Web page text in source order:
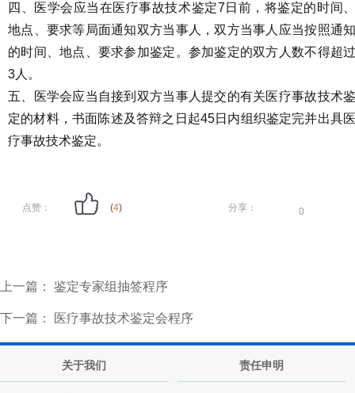
四、医学会应当在医疗事故技术鉴定7日前，将鉴定的时间
地点、要求等局面通知双方当事人，双方当事人应当按照通
的时间、地点、要求参加鉴定。参加鉴定的双方人数不得超
3人。
五、医学会应当自接到双方当事人提交的有关医疗事故技术
定的材料，书面陈述及答辩之日起45日内组织鉴定完并出具
疗事故技术鉴定。
点赞： (4) 分享： 0
上一篇： 鉴定专家组抽签程序
下一篇： 医疗事故技术鉴定会程序
关于我们 责任申明